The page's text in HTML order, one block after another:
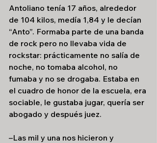
Antoliano tenía 17 años, alrededor
de 104 kilos, medía 1,84 y le decían
“Anto”. Formaba parte de una banda
de rock pero no llevaba vida de
rockstar: prácticamente no salía de
noche, no tomaba alcohol, no
fumaba y no se drogaba. Estaba en
el cuadro de honor de la escuela, era
sociable, le gustaba jugar, quería ser
abogado y después juez.
–Las mil y una nos hicieron y